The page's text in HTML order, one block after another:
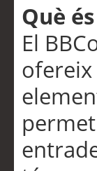
Què
El